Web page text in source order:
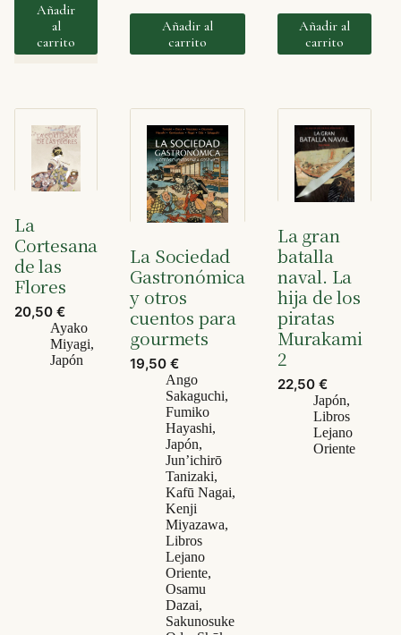
Añadir
al
carrito
Añadir al
carrito
Añadir al
carrito
La
Cortesana
de las
Flores
20,50 €
Ayako
Miyagi,
Japón
La Sociedad
Gastronómica
y otros
cuentos para
gourmets
19,50€
Ango
Sakaguchi,
Fumiko
Hayashi,
Japón,
Jun’ichirō
Tanizaki,
Kafū Nagai,
Kenji
Miyazawa,
Libros
Lejano
Oriente,
Osamu
Dazai,
Sakunosuke
La gran
batalla
naval. La
hija de los
piratas
Murakami
2
22,50 €
Japón,
Libros
Lejano
Oriente